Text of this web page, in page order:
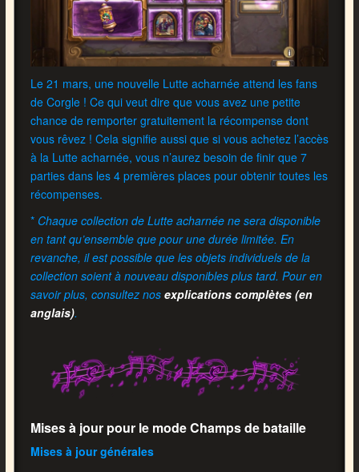
Le 21 mars, une nouvelle Lutte acharnée attend les fans
de Corgle ! Ce qui veut dire que vous avez une petite
chance de remporter gratuitement la récompense dont
vous rêvez ! Cela signifie aussi que si vous achetez l’accès
à la Lutte acharnée, vous n’aurez besoin de finir que 7
parties dans les 4 premières places pour obtenir toutes les
récompenses.
* Chaque collection de Lutte acharnée ne sera disponible
en tant qu’ensemble que pour une durée limitée. En
revanche, il est possible que les objets individuels de la
collection soient à nouveau disponibles plus tard. Pour en
savoir plus, consultez nos explications complètes (en
anglais).
Mises à jour pour le mode Champs de bataille
Mises à jour générales